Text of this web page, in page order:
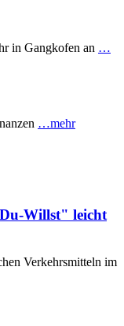
in Gangkofen an …
…mehr
Willst" leicht
Verkehrsmitteln im